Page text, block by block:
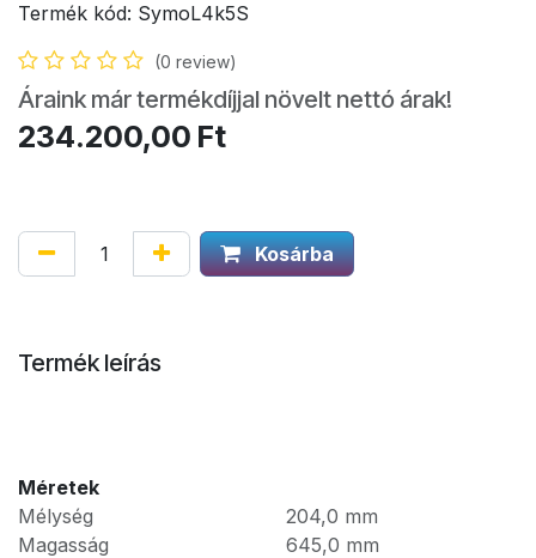
Termék kód: SymoL4k5S
(0 review)
Áraink már termékdíjjal növelt nettó árak!
234.200,00 Ft
Kosárba
Termék leírás
Méretek
Mélység
204,0 mm
Magasság
645,0 mm